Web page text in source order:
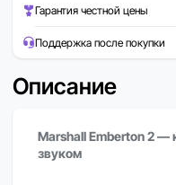
Гарантия честной цены
Поддержка после покупки
Описание
Marshall Emberton 2
звуком